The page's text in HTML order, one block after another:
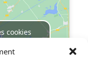
cookies